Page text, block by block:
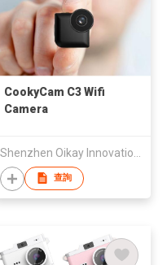
CookyCam C3 Wifi
Camera
查詢